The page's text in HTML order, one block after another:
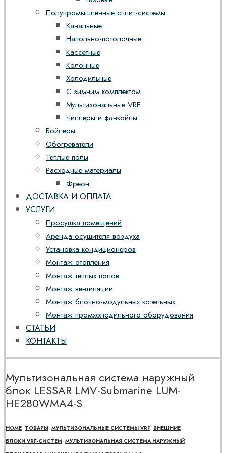
Полупромышленные сплит-системы
Канальные
Напольно-потолочные
Кассетные
Колонные
Холодильные
С зимним комплектом
Мультизональные VRF
Чиллеры и фанкойлы
Бойлеры
Обогреватели
Теплые полы
Расходные материалы
Фреон
ДОСТАВКА И ОПЛАТА
УСЛУГИ
Просушка помещений
Аренда осушителя воздуха
Установка кондиционеров
Монтаж отопления
Монтаж теплых полов
Монтаж вентиляции
Монтаж блочно-модульных котельных
Монтаж промхолодильного оборудования
СТАТЬИ
КОНТАКТЫ
Мультизональная система наружный
блок LESSAR LMV-Submarine LUM-
HE280WMA4-S
HOME ТОВАРЫ МУЛЬТИЗОНАЛЬНЫЕ СИСТЕМЫ VRF ВНЕШНИЕ
БЛОКИ VRF-СИСТЕМ МУЛЬТИЗОНАЛЬНАЯ СИСТЕМА НАРУЖНЫЙ